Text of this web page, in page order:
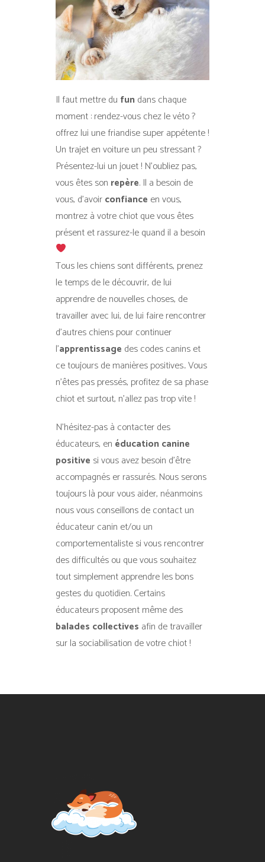
Il faut mettre du fun dans chaque
moment : rendez-vous chez le véto ?
offrez lui une friandise super appétente !
Un trajet en voiture un peu stressant ?
Présentez-lui un jouet ! N’oubliez pas,
vous êtes son repère. Il a besoin de
vous, d’avoirconfiance en vous,
montrez à votre chiot que vous êtes
présent et rassurez-le quand il a besoin
Tous les chiens sont différents, prenez
le temps de le découvrir, de lui
apprendre de nouvelles choses, de
travailler avec lui, de lui faire rencontrer
d’autres chiens pour continuer
l’apprentissage des codes canins et
ce toujours de manières positives.. Vous
n’êtes pas pressés, profitez de sa phase
chiot et surtout, n’allez pas trop vite !
N’hésitez-pas à contacter des
éducateurs, en éducation canine
positive si vous avez besoin d’être
accompagnés er rassurés. Nous serons
toujours là pour vous aider, néanmoins
nous vous conseillons de contact un
éducateur canin et/ou un
comportementaliste si vous rencontrer
des difficultés ou que vous souhaitez
tout simplement apprendre les bons
gestes du quotidien. Certains
éducateurs proposent même des
balades collectives afin de travailler
sur la sociabilisation de votre chiot !